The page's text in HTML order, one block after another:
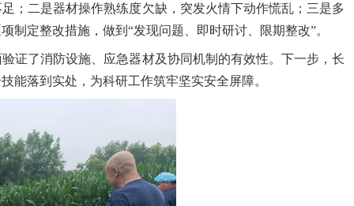
；二是器材操作熟练度欠缺，突发火情下动作慌乱；三是多
制定整改措施，做到 “发现问题、即时研讨、限期整改”。
证了消防设施、应急器材及协同机制的有效性。下一步，长
能落到实处，为科研工作筑牢坚实安全屏障。